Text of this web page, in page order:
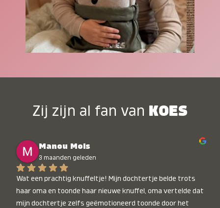
Zij zijn al fan van KOES
Manou Mols
3 maanden geleden
Wat een prachtig knuffeltje! Mijn dochtertje belde trots
haar oma en toonde haar nieuwe knuffel, oma vertelde dat
mijn dochtertje zelfs geëmotioneerd toonde door het